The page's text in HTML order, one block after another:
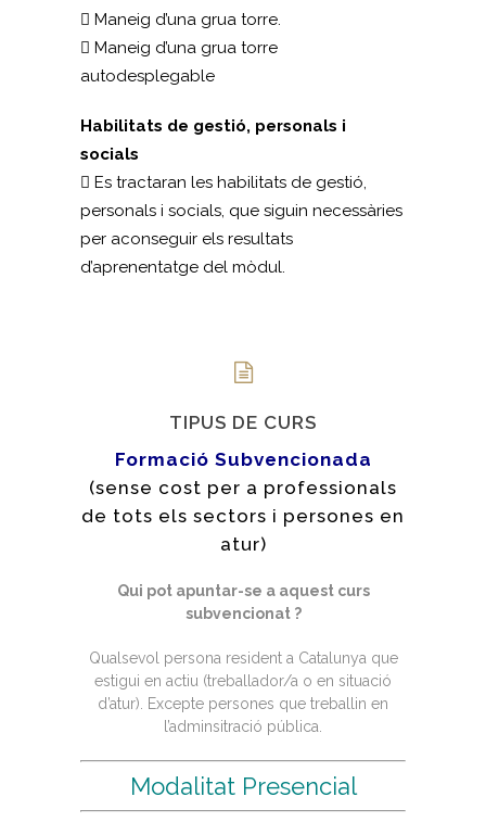
 Maneig d’una grua torre.
 Maneig d’una grua torre
autodesplegable
Habilitats de gestió, personals i
socials
 Es tractaran les habilitats de gestió,
personals i socials, que siguin necessàries
per aconseguir els resultats
d’aprenentatge del mòdul.
TIPUS DE CURS
Formació Subvencionada
(sense cost per a professionals
de tots els sectors i persones en
atur)
Qui pot apuntar-se a aquest curs
subvencionat ?
Qualsevol persona resident a Catalunya que
estigui en actiu (treballador/a o en situació
d’atur). Excepte persones que treballin en
l’adminsitració pública.
Modalitat Presencial